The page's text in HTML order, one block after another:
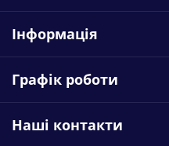
Інформація
Графік роботи
Наші контакти